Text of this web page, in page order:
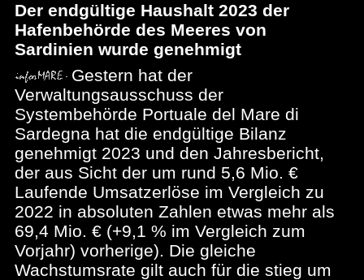
Der endgültige Haushalt 2023 der
Hafenbehörde des Meeres von
Sardinien wurde genehmigt
Gestern hat der
Verwaltungsausschuss der
Systembehörde Portuale del Mare di
Sardegna hat die endgültige Bilanz
genehmigt 2023 und den Jahresbericht,
der aus Sicht der um rund 5,6 Mio. €
Laufende Umsatzerlöse im Vergleich zu
2022 in absoluten Zahlen etwas mehr als
69,4 Mio. € (+9,1 % im Vergleich zum
Vorjahr) vorherige). Die gleiche
Wachstumsrate gilt auch für die stieg um